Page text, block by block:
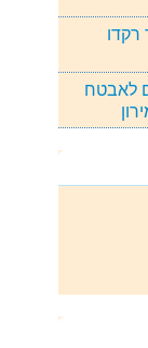
רקדו
לאבטח